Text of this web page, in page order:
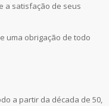
a satisfação de seus
uma obrigação de todo
a partir da década de 50,